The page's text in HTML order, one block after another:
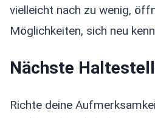
vielleicht nach zu wenig,
Möglichkeiten, sich neu
Nächste
Richte deine